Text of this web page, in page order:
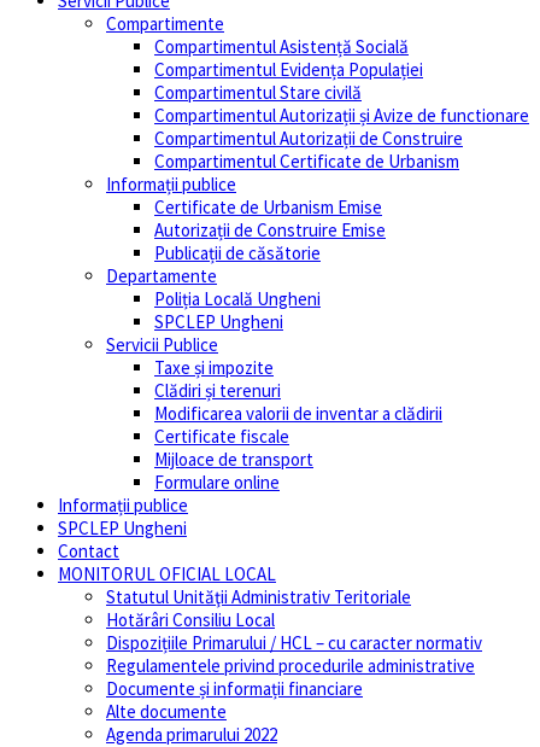
Compartimente
Compartimentul Asistență Socială
Compartimentul Evidența Populației
Compartimentul Stare civilă
Compartimentul Autorizații și Avize de functionare
Compartimentul Autorizații de Construire
Compartimentul Certificate de Urbanism
Informații publice
Certificate de Urbanism Emise
Autorizații de Construire Emise
Publicații de căsătorie
Departamente
Poliția Locală Ungheni
SPCLEP Ungheni
Servicii Publice
Taxe și impozite
Clădiri și terenuri
Modificarea valorii de inventar a clădirii
Certificate fiscale
Mijloace de transport
Formulare online
Informații publice
SPCLEP Ungheni
Contact
MONITORUL OFICIAL LOCAL
Statutul Unităţii Administrativ Teritoriale
Hotărâri Consiliu Local
Dispozițiile Primarului / HCL – cu caracter normativ
Regulamentele privind procedurile administrative
Documente și informații financiare
Alte documente
Agenda primarului 2022